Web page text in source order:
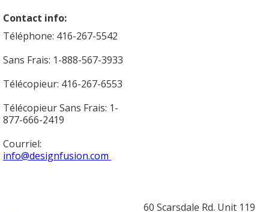
Contact info:
Téléphone: 416-267-5542
Sans Frais: 1-888-567-3933
Télécopieur: 416-267-6553
Télécopieur Sans Frais: 1-
877-666-2419
Courriel:
info@designfusion.com
60 Scarsdale Rd. Unit 119